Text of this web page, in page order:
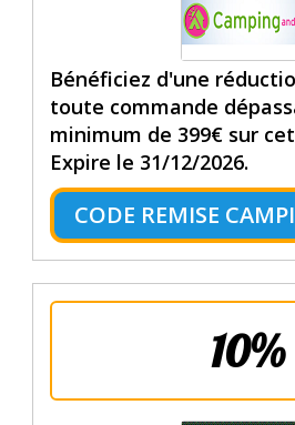
Bénéficiez d'une
toute commande
minimum de 399€ sur
Expire le 31/12/2026.
CODE REMISE
10%